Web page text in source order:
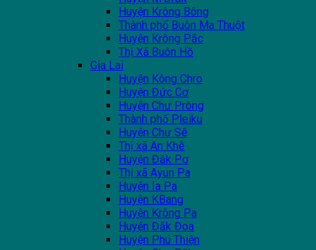
Huyện Krông Bông
Thành phố Buôn Ma Thuột
Huyện Krông Pắc
Thị Xã Buôn Hồ
Gia Lai
Huyện Kông Chro
Huyện Đức Cơ
Huyện Chư Prông
Thành phố Pleiku
Huyện Chư Sê
Thị xã An Khê
Huyện Đăk Pơ
Thị xã Ayun Pa
Huyện Ia Pa
Huyện KBang
Huyện Krông Pa
Huyện Đăk Đoa
Huyện Phú Thiện